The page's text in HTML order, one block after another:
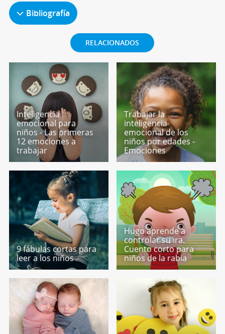
Bibliografía
RELACIONADOS
Inteligencia
emocional para
niños - Las primeras
12 emociones a
trabajar
Trabajar la
inteligencia
emocional de los
niños por edades -
Emociones
9 fábulas cortas para
leer a los niños
Hugo aprende a
controlar su ira.
Cuento corto para
niños de la rabia